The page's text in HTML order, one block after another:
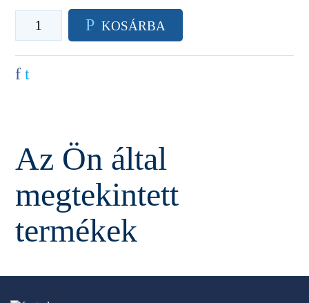
P KOSÁRBA
f t
Az Ön által
megtekintett
termékek